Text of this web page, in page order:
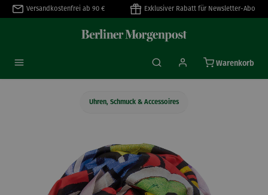
springen
Versandkostenfrei ab 90 € Exklusiver Rabatt für Newsletter-Abo
Warenkorb
Uhren, Schmuck & Accessoires